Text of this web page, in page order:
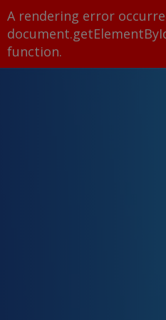
A rendering error
function.